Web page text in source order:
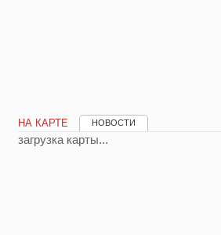
НА КАРТЕ НОВОСТИ
загрузка карты...